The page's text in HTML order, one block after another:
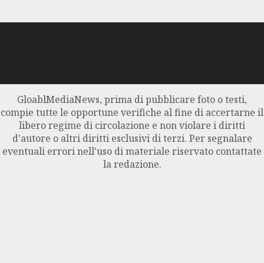
GloablMediaNews, prima di pubblicare foto o testi,
compie tutte le opportune verifiche al fine di accertarne il
libero regime di circolazione e non violare i diritti
d'autore o altri diritti esclusivi di terzi. Per segnalare
eventuali errori nell'uso di materiale riservato contattate
la redazione.